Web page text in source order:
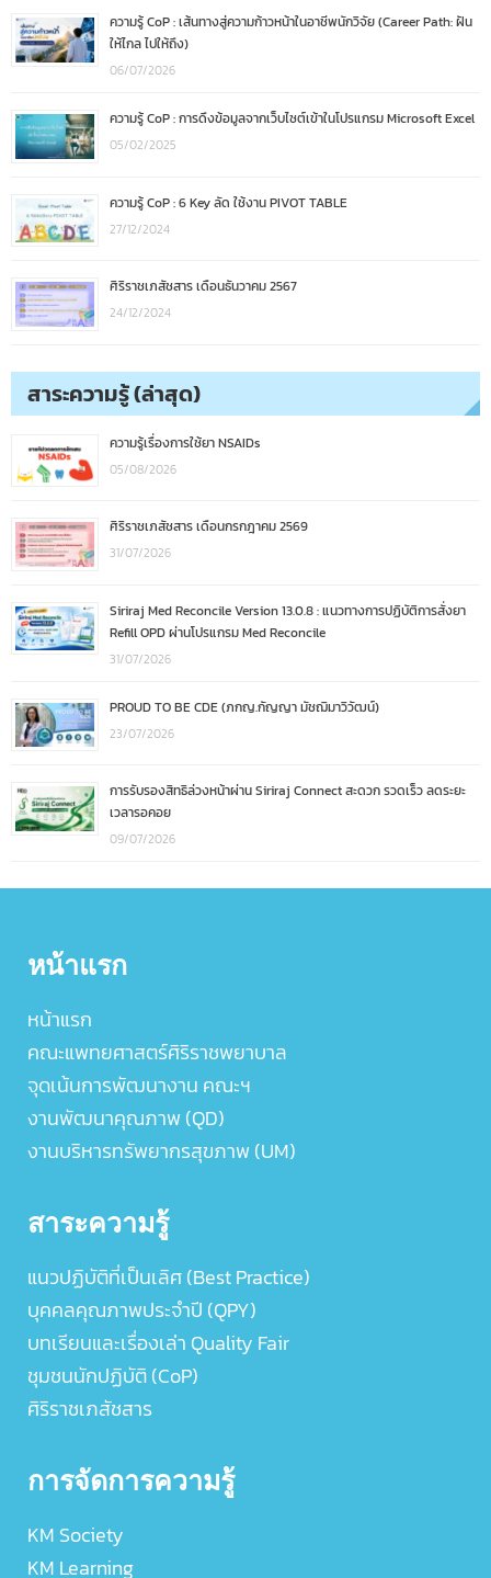
ความรู้ CoP : เส้นทางสู่ความก้าวหน้าในอาชีพนักวิจัย (Career Path: ฝัน
ให้ไกล ไปให้ถึง)
06/07/2026
ความรู้ CoP : การดึงข้อมูลจากเว็บไซต์เข้าในโปรแกรม Microsoft Excel
05/02/2025
ความรู้ CoP : 6 Key ลัด ใช้งาน PIVOT TABLE
27/12/2024
ศิริราชเภสัชสาร เดือนธันวาคม 2567
24/12/2024
สาระความรู้ (ล่าสุด)
ความรู้เรื่องการใช้ยา NSAIDs
05/08/2026
ศิริราชเภสัชสาร เดือนกรกฎาคม 2569
31/07/2026
Siriraj Med Reconcile Version 13.0.8 : แนวทางการปฏิบัติการสั่งยา
Refill OPD ผ่านโปรแกรม Med Reconcile
31/07/2026
PROUD TO BE CDE (ภกญ.กัญญา มัชฌิมาวิวัฒน์)
23/07/2026
การรับรองสิทธิล่วงหน้าผ่าน Siriraj Connect สะดวก รวดเร็ว ลดระยะ
เวลารอคอย
09/07/2026
หน้าแรก
หน้าแรก
คณะแพทยศาสตร์ศิริราชพยาบาล
จุดเน้นการพัฒนางาน คณะฯ
งานพัฒนาคุณภาพ (QD)
งานบริหารทรัพยากรสุขภาพ (UM)
สาระความรู้
แนวปฏิบัติที่เป็นเลิศ (Best Practice)
บุคคลคุณภาพประจำปี (QPY)
บทเรียนและเรื่องเล่า Quality Fair
ชุมชนนักปฏิบัติ (CoP)
ศิริราชเภสัชสาร
การจัดการความรู้
KM Society
KM Learning